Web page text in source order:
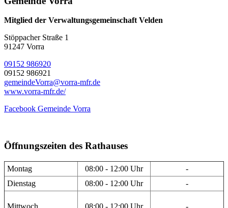
Mitglied der Verwaltungsgemeinschaft Velden
Stöppacher Straße 1
91247 Vorra
09152 986920
09152 986921
gemeindeVorra@vorra-mfr.de
www.vorra-mfr.de/
Facebook Gemeinde Vorra
Öffnungszeiten des Rathauses
Montag 08:00 - 12:00 Uhr
-
Dienstag
08:00 - 12:00 Uhr -
Mittwoch 08:00 - 12:00 Uhr -